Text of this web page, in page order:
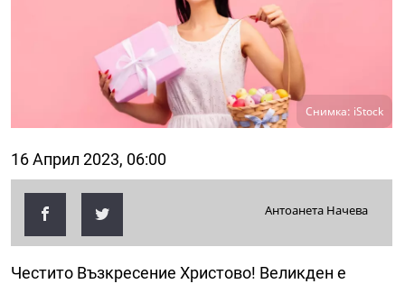
Снимка: iStock
16 Април 2023, 06:00
Антоанета Начева
Честито Възкресение Христово! Великден е